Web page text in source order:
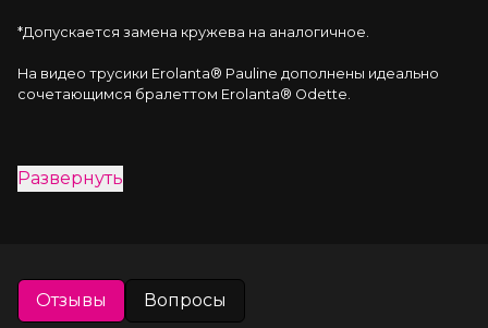
*Допускается замена кружева на аналогичное.
На видео трусики Erolanta® Pauline дополнены идеально
сочетающимся бралеттом Erolanta® Odette.
Развернуть
Отзывы Вопросы